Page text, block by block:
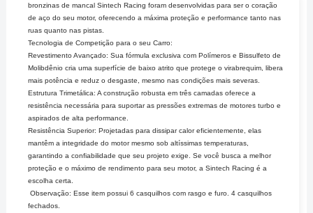
bronzinas de mancal Sintech Racing foram desenvolvidas para ser o coração
de aço do seu motor, oferecendo a máxima proteção e performance tanto nas
ruas quanto nas pistas.
Tecnologia de Competição para o seu Carro:
Revestimento Avançado: Sua fórmula exclusiva com Polímeros e Bissulfeto de
Molibdênio cria uma superfície de baixo atrito que protege o virabrequim, libera
mais potência e reduz o desgaste, mesmo nas condições mais severas.
Estrutura Trimetálica: A construção robusta em três camadas oferece a
resistência necessária para suportar as pressões extremas de motores turbo e
aspirados de alta performance.
Resistência Superior: Projetadas para dissipar calor eficientemente, elas
mantêm a integridade do motor mesmo sob altíssimas temperaturas,
garantindo a confiabilidade que seu projeto exige. Se você busca a melhor
proteção e o máximo de rendimento para seu motor, a Sintech Racing é a
escolha certa.
Observação: Esse item possui 6 casquilhos com rasgo e furo. 4 casquilhos
fechados.